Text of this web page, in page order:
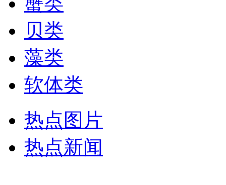
贝类
藻类
软体类
热点图片
热点新闻